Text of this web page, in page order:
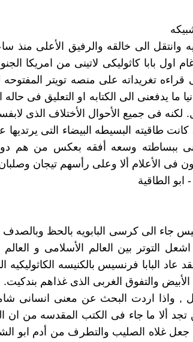
وانتقل الى خالقه والرفيق الأعلى منذ
عمر يناهز 88 غام اول بابا كاثوليكى لاتينى من
تغريداته على منصه تويتر المفتوحه
ما يدفعنى الى الكتابه او التعليق فى حاله
لكنه فى جميع الأحوال الأختلاف الذى
طاقيته البسيطه البيضاء التى يرتديها
ببساطته وسعه أفقه بعكس من هم
فى الأعلام ألا وعلى رأسهم تيجان
جاء الى كرسى البابويه بالحظ وبالصدف
اشعل التوتر بين العالم الأسلامى و
عاد البابا فرنسيس بالكنيسه الكاثوليكيه
والتفوق الغربى الذى غذاهم
, واذا اردت البحث عن معنى انسانى
تجد ألا ما جاء فى الكتب المقدسه من ان
غلاه الصليب والتطرف من أدم ابو